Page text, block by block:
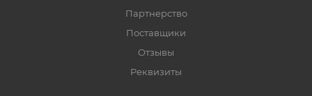
Партнерство
Поставщики
Отзывы
Реквизиты